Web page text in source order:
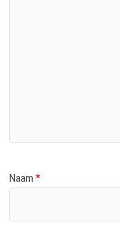
Naam*